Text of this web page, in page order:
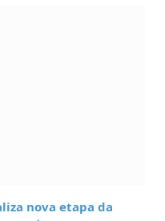
nova etapa da